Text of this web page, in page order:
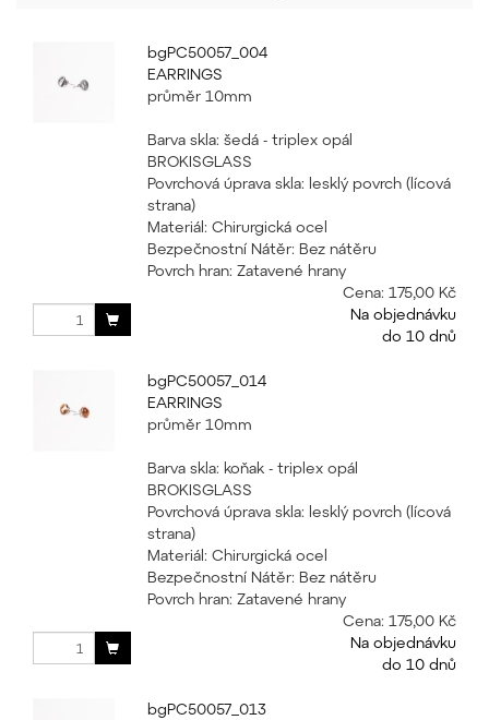
bgPC50057_004
EARRINGS
průměr 10mm
Barva skla: šedá - triplex opál
BROKISGLASS
Povrchová úprava skla: lesklý povrch (lícová
strana)
Materiál: Chirurgická ocel
Bezpečnostní Nátěr: Bez nátěru
Povrch hran: Zatavené hrany
Cena: 175,00 Kč
Na objednávku
do 10 dnů
bgPC50057_014
EARRINGS
průměr 10mm
Barva skla: koňak - triplex opál
BROKISGLASS
Povrchová úprava skla: lesklý povrch (lícová
strana)
Materiál: Chirurgická ocel
Bezpečnostní Nátěr: Bez nátěru
Povrch hran: Zatavené hrany
Cena: 175,00 Kč
Na objednávku
do 10 dnů
bgPC50057_013